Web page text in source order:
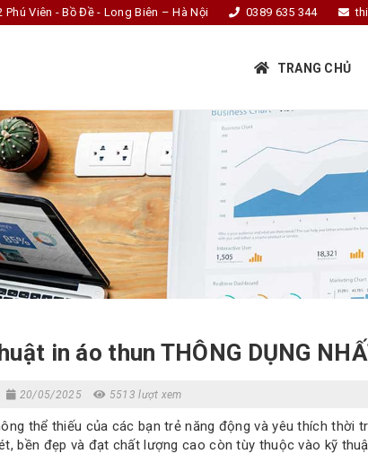
Phú Viên - Bồ Đề - Long Biên – Hà Nội 0389 635 344
TRANG CHỦ
in áo thun THÔNG DỤNG
20/05/2025 5513 lượt xem
thể thiếu của các bạn trẻ năng động và yêu thích thời
bền đẹp và đạt chất lượng cao còn tùy thuộc vào kỹ